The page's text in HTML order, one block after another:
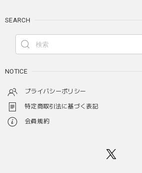
SEARCH
NOTICE
プライバシーポリシー
特定商取引法に基づく表記
会員規約